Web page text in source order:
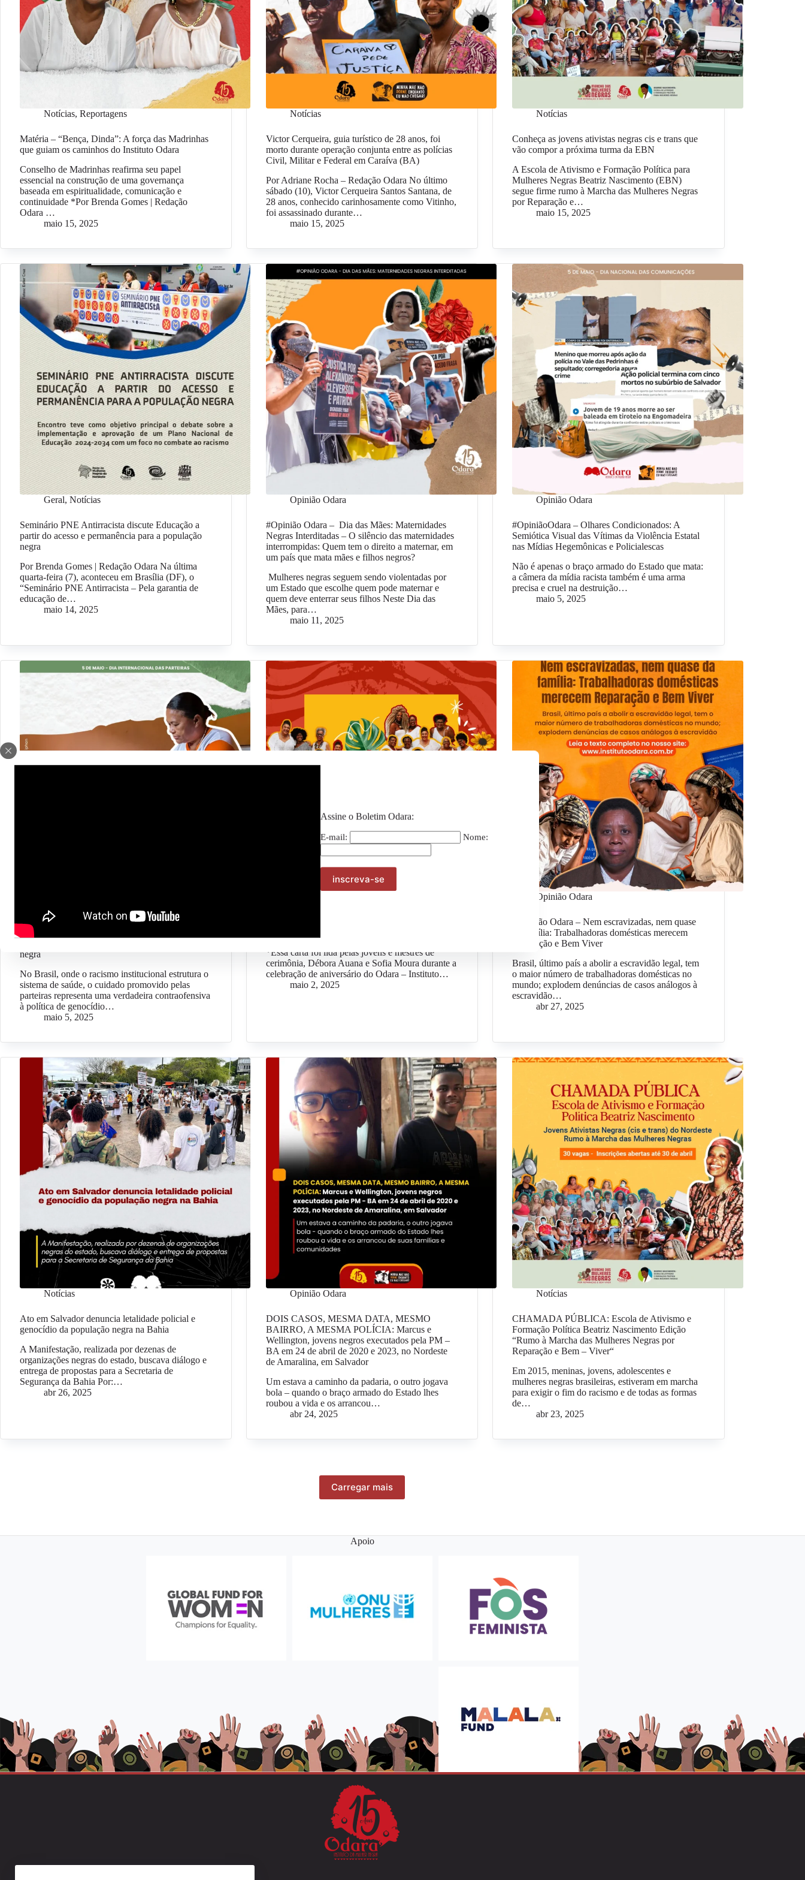
Assine o Boletim Odara:
E-mail: Nome:
Notícias, Reportagens
Matéria – “Bença, Dinda”: A força das Madrinhas
que guiam os caminhos do Instituto Odara
Conselho de Madrinhas reafirma seu papel
essencial na construção de uma governança
baseada em espiritualidade, comunicação e
continuidade *Por Brenda Gomes | Redação
Odara …
maio 15, 2025
Notícias
Victor Cerqueira, guia turístico de 28 anos, foi
morto durante operação conjunta entre as polícias
Civil, Militar e Federal em Caraíva (BA)
Por Adriane Rocha – Redação Odara No último
sábado (10), Victor Cerqueira Santos Santana, de
28 anos, conhecido carinhosamente como Vitinho,
foi assassinado durante…
maio 15, 2025
Notícias
Conheça as jovens ativistas negras cis e trans que
vão compor a próxima turma da EBN
A Escola de Ativismo e Formação Política para
Mulheres Negras Beatriz Nascimento (EBN)
segue firme rumo à Marcha das Mulheres Negras
por Reparação e…
maio 15, 2025
Geral, Notícias
Seminário PNE Antirracista discute Educação a
partir do acesso e permanência para a população
negra
Por Brenda Gomes | Redação Odara Na última
quarta-feira (7), aconteceu em Brasília (DF), o
“Seminário PNE Antirracista – Pela garantia de
educação de…
maio 14, 2025
Opinião Odara
#Opinião Odara – Dia das Mães: Maternidades
Negras Interditadas – O silêncio das maternidades
interrompidas: Quem tem o direito a maternar, em
um país que mata mães e filhos negros?
Mulheres negras seguem sendo violentadas por
um Estado que escolhe quem pode maternar e
quem deve enterrar seus filhos Neste Dia das
Mães, para…
maio 11, 2025
Opinião Odara
#OpiniãoOdara – Olhares Condicionados: A
Semiótica Visual das Vítimas da Violência Estatal
nas Mídias Hegemônicas e Policialescas
Não é apenas o braço armado do Estado que mata:
a câmera da mídia racista também é uma arma
precisa e cruel na destruição…
maio 5, 2025
Resistência das Parteiras atravessa gerações,
desafia o racismo e o epistemicídio, e segue
negra
No Brasil, onde o racismo institucional estrutura o
sistema de saúde, o cuidado promovido pelas
parteiras representa uma verdadeira contraofensiva
à política de genocídio…
maio 5, 2025
*Essa carta foi lida pelas jovens e mestres de
cerimônia, Débora Auana e Sofia Moura durante a
celebração de aniversário do Odara – Instituto…
maio 2, 2025
Opinião Odara
#Opinião Odara – Nem escravizadas, nem quase
da família: Trabalhadoras domésticas merecem
Reparação e Bem Viver
Brasil, último país a abolir a escravidão legal, tem
o maior número de trabalhadoras domésticas no
mundo; explodem denúncias de casos análogos à
escravidão…
abr 27, 2025
Notícias
Ato em Salvador denuncia letalidade policial e
genocídio da população negra na Bahia
A Manifestação, realizada por dezenas de
organizações negras do estado, buscava diálogo e
entrega de propostas para a Secretaria de
Segurança da Bahia Por:…
abr 26, 2025
Opinião Odara
DOIS CASOS, MESMA DATA, MESMO
BAIRRO, A MESMA POLÍCIA: Marcus e
Wellington, jovens negros executados pela PM –
BA em 24 de abril de 2020 e 2023, no Nordeste
de Amaralina, em Salvador
Um estava a caminho da padaria, o outro jogava
bola – quando o braço armado do Estado lhes
roubou a vida e os arrancou…
abr 24, 2025
Notícias
CHAMADA PÚBLICA: Escola de Ativismo e
Formação Política Beatriz Nascimento Edição
“Rumo à Marcha das Mulheres Negras por
Reparação e Bem – Viver“
Em 2015, meninas, jovens, adolescentes e
mulheres negras brasileiras, estiveram em marcha
para exigir o fim do racismo e de todas as formas
de…
abr 23, 2025
Carregar mais
Apoio